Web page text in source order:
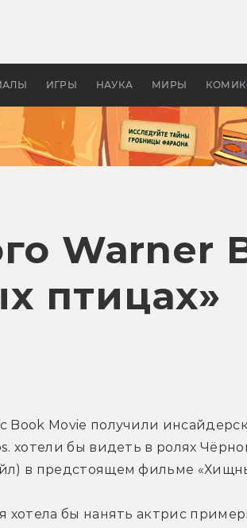
ИГРЫ НАУКА МИРЫ
бы «Властелина колец»
Warner
птицах»
хотели бы видеть в ролях
в предстоящем фильме
хотела бы нанять актрис